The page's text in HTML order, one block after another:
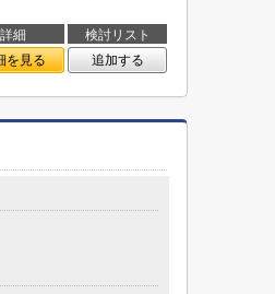
詳細
検討リスト
を見る 追加する